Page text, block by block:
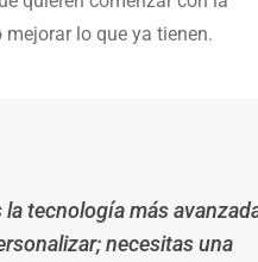
lo que ya tienen.
la tecnología más
necesitas una